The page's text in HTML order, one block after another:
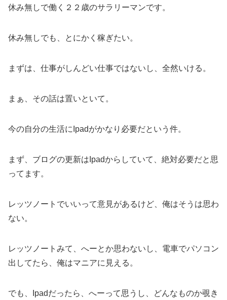
休み無しで働く２２歳のサラリーマンです。
休み無しでも、とにかく稼ぎたい。
まずは、仕事がしんどい仕事ではないし、全然いける。
まぁ、その話は置いといて。
今の自分の生活にIpadがかなり必要だという件。
まず、ブログの更新はIpadからしていて、絶対必要だと思
ってます。
レッツノートでいいって意見があるけど、俺はそうは思わ
ない。
レッツノートみて、へーとか思わないし、電車でパソコン
出してたら、俺はマニアに見える。
でも、Ipadだったら、へーって思うし、どんなものか覗き